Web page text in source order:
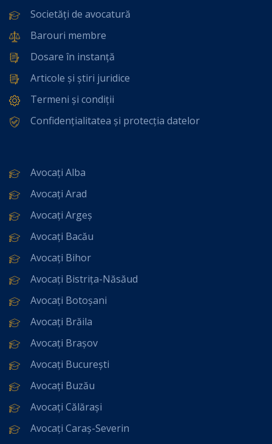
Societăți de avocatură
Barouri membre
Dosare în instanță
Articole și știri juridice
Termeni și condiții
Confidențialitatea și protecția datelor
Avocați Alba
Avocați Arad
Avocați Argeș
Avocați Bacău
Avocați Bihor
Avocați Bistrița-Năsăud
Avocați Botoșani
Avocați Brăila
Avocați Brașov
Avocați București
Avocați Buzău
Avocați Călărași
Avocați Caraș-Severin